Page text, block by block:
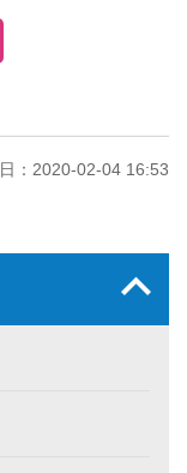
：2020-02-04 16:53